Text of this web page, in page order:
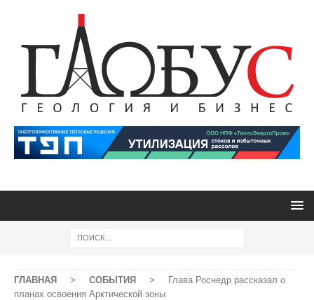
ГЛАВНАЯ > СОБЫТИЯ >
Глава Роснедр рассказал о
планах освоения Арктической зоны